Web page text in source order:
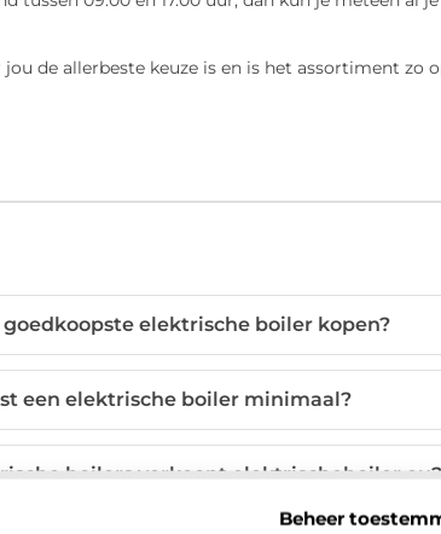
Beheer
de allerbeste keuze is en is het assortiment zo
elektrische boiler kopen?
een elektrische boiler minimaal?
boilers verkoopt